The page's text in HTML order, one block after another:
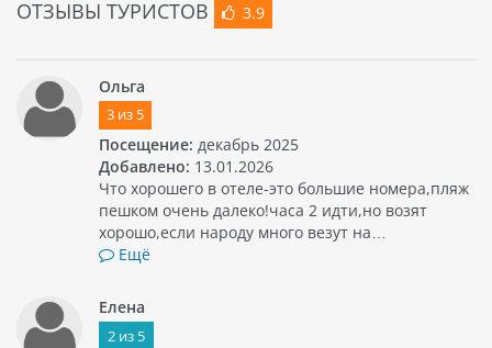
ОТЗЫВЫ ТУРИСТОВ 3.9
Ольга
3из 5
Посещение: декабрь 2025
Добавлено: 13.01.2026
Что хорошего в отеле-это большие номера,пляж
пешком очень далеко!часа 2 идти,но возят
хорошо,если народу много везут на…
Ещё
Елена
2из 5